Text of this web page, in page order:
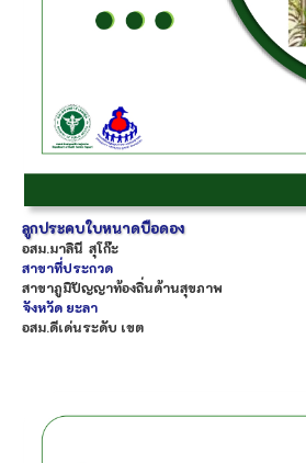
ลูกประคบใบหนาดบือดอง
อสม.มาลินี สุโก๊ะ
สาขาที่ประกวด
สาขาภูมิปัญญาท้องถิ่นด้านสุขภาพ
จังหวัด ยะลา
อสม.ดีเด่นระดับ เขต